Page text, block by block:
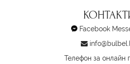
Facebook
Телефон за онлайн